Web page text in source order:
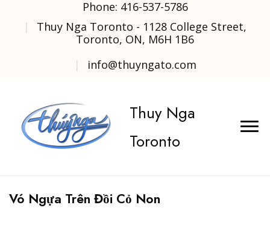
Phone: 416-537-5786
Thuy Nga Toronto - 1128 College Street,
Toronto, ON, M6H 1B6
info@thuyngato.com
Thuy Nga
Toronto
Vó Ngựa Trên Đồi Cỏ Non